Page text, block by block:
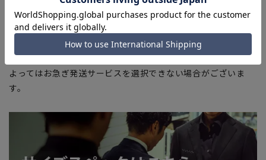
■店舗や各モールサイトと商品在庫を共有しております関係
上、ご注文いただいたタイミングにより欠品が発生し、ご注文
を完了できない場合がございます。予めご了承ください。
■お急ぎ発送のご注文につきましても、ご注文のタイミングに
よってはお急ぎ発送サービスを選択できない場合がございま
す。